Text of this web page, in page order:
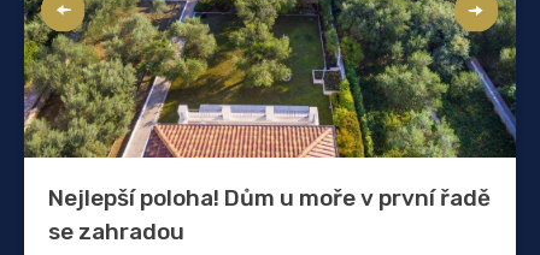
Nejlepší poloha! Dům u moře v první řadě
se zahradou